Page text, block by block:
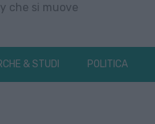
che si muove
& STUDI POLITICA